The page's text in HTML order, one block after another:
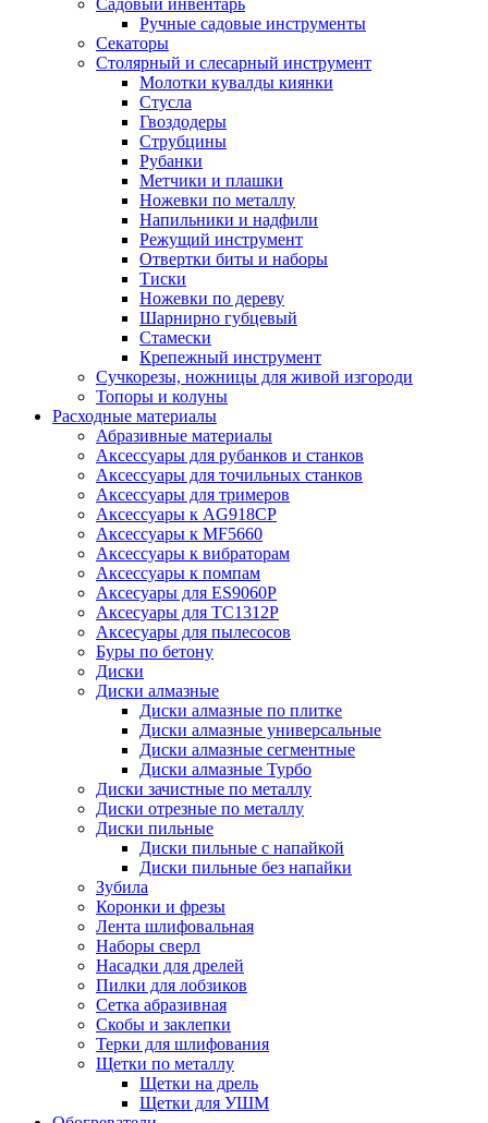
Садовый инвентарь
Ручные садовые инструменты
Секаторы
Столярный и слесарный инструмент
Молотки кувалды киянки
Стусла
Гвоздодеры
Струбцины
Рубанки
Метчики и плашки
Ножевки по металлу
Напильники и надфили
Режущий инструмент
Отвертки биты и наборы
Тиски
Ножевки по дереву
Шарнирно губцевый
Стамески
Крепежный инструмент
Сучкорезы, ножницы для живой изгороди
Топоры и колуны
Расходные материалы
Абразивные материалы
Аксессуары для рубанков и станков
Аксессуары для точильных станков
Аксессуары для тримеров
Аксессуары к AG918CP
Аксессуары к MF5660
Аксессуары к вибраторам
Аксессуары к помпам
Аксесуары для ES9060P
Аксесуары для TC1312P
Аксесуары для пылесосов
Буры по бетону
Диски
Диски алмазные
Диски алмазные по плитке
Диски алмазные универсальные
Диски алмазные сегментные
Диски алмазные Турбо
Диски зачистные по металлу
Диски отрезные по металлу
Диски пильные
Диски пильные с напайкой
Диски пильные без напайки
Зубила
Коронки и фрезы
Лента шлифовальная
Наборы сверл
Насадки для дрелей
Пилки для лобзиков
Сетка абразивная
Скобы и заклепки
Терки для шлифования
Щетки по металлу
Щетки на дрель
Щетки для УШМ